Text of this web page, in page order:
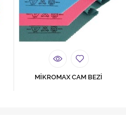
MİKROMAX CAM BEZİ